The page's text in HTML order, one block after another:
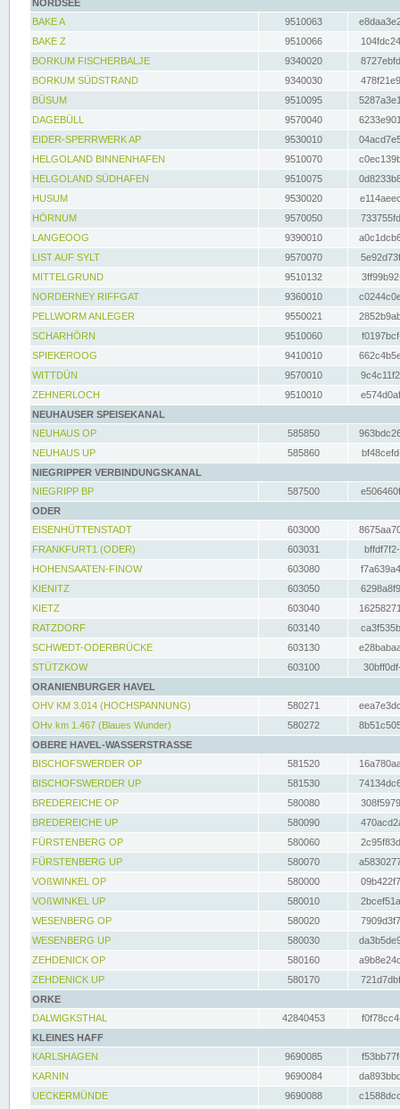
NORDSEE
BAKE A
9510063
BAKE Z
9510066
BORKUM FISCHERBALJE
9340020
BORKUM SÜDSTRAND
9340030
BÜSUM
9510095
DAGEBÜLL
9570040
EIDER-SPERRWERK AP
9530010
HELGOLAND BINNENHAFEN
9510070
HELGOLAND SÜDHAFEN
9510075
HUSUM
9530020
HÖRNUM
9570050
LANGEOOG
9390010
LIST AUF SYLT
9570070
MITTELGRUND
9510132
NORDERNEY RIFFGAT
9360010
PELLWORM ANLEGER
9550021
SCHARHÖRN
9510060
SPIEKEROOG
9410010
WITTDÜN
9570010
ZEHNERLOCH
9510010
NEUHAUSER SPEISEKANAL
NEUHAUS OP
585850
NEUHAUS UP
585860
NIEGRIPPER VERBINDUNGSKANAL
NIEGRIPP BP
587500
ODER
EISENHÜTTENSTADT
603000
FRANKFURT1 (ODER)
603031
HOHENSAATEN-FINOW
603080
KIENITZ
603050
KIETZ
603040
RATZDORF
603140
SCHWEDT-ODERBRÜCKE
603130
STÜTZKOW
603100
ORANIENBURGER HAVEL
OHV KM 3.014 (HOCHSPANNUNG)
580271
OHv km 1.467 (Blaues Wunder)
580272
OBERE HAVEL-WASSERSTRASSE
BISCHOFSWERDER OP
581520
BISCHOFSWERDER UP
581530
BREDEREICHE OP
580080
BREDEREICHE UP
580090
FÜRSTENBERG OP
580060
FÜRSTENBERG UP
580070
VOßWINKEL OP
580000
VOßWINKEL UP
580010
WESENBERG OP
580020
WESENBERG UP
580030
ZEHDENICK OP
580160
ZEHDENICK UP
580170
ORKE
DALWIGKSTHAL
42840453
KLEINES HAFF
KARLSHAGEN
9690085
KARNIN
9690084
UECKERMÜNDE
9690088